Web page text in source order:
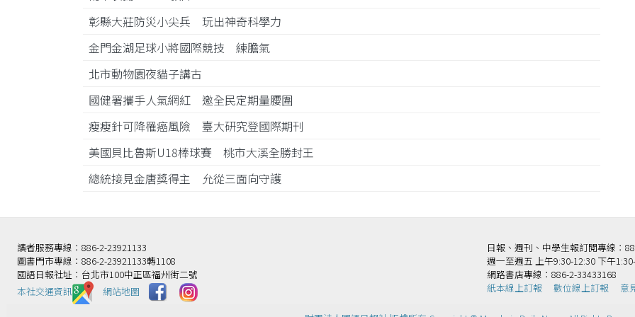
彰縣大莊防災小尖兵 玩出神奇科學力
金門金湖足球小將國際競技 練膽氣
北市動物園夜貓子講古
國健署攜手人氣網紅 邀全民定期量腰圍
瘦瘦針可降罹癌風險 臺大研究登國際期刊
美國貝比魯斯U18棒球賽 桃市大溪全勝封王
總統接見金唐獎得主 允從三面向守護
讀者服務專線：886-2-23921133
圖書門市專線：886-2-23921133轉1108
國語日報社址：台北市100中正區福州街二號
本社交通資訊️
網站地圖
日報、週刊、中學生報訂閱專線：
週一至週五 上午9:30-12:30 下午
網路書店專線：886-2-33433168
紙本線上訂報
數位線上訂報 意